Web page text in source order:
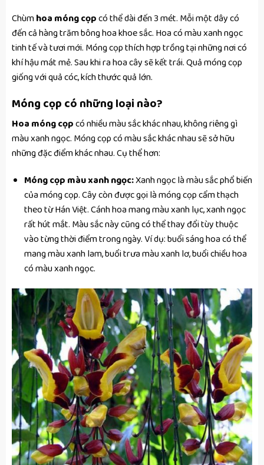
Chùmhoa móng cọpcó thể dài đến 3 mét. Mỗi một dây có
đến cả hàng trăm bông hoa khoe sắc. Hoa có màu xanh ngọc
tinh tế và tươi mới. Móng cọp thích hợp trồng tại những nơi có
khí hậu mát mẻ. Sau khi ra hoa cây sẽ kết trái. Quả móng cọp
giống với quả cóc, kích thước quả lớn.
Móng cọp có những loại nào?
Hoa móng cọpcó nhiều màu sắc khác nhau, không riêng gì
màu xanh ngọc. Móng cọp có màu sắc khác nhau sẽ sở hữu
những đặc điểm khác nhau. Cụ thể hơn:
Móng cọp màu xanh ngọc:Xanh ngọc là màu sắc phổ biến
của móng cọp. Cây còn được gọi là móng cọp cẩm thạch
theo từ Hán Việt. Cánh hoa mang màu xanh lục, xanh ngọc
rất hút mắt. Màu sắc này cũng có thể thay đổi tùy thuộc
vào từng thời điểm trong ngày. Ví dụ: buổi sáng hoa có thể
mang màu xanh lam, buổi trưa màu xanh lơ, buổi chiều hoa
có màu xanh ngọc.